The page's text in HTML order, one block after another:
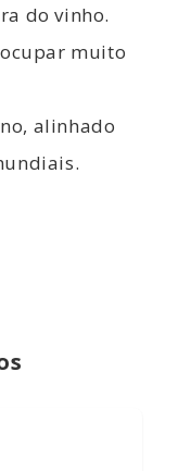
do vinho.
muito
alinhado